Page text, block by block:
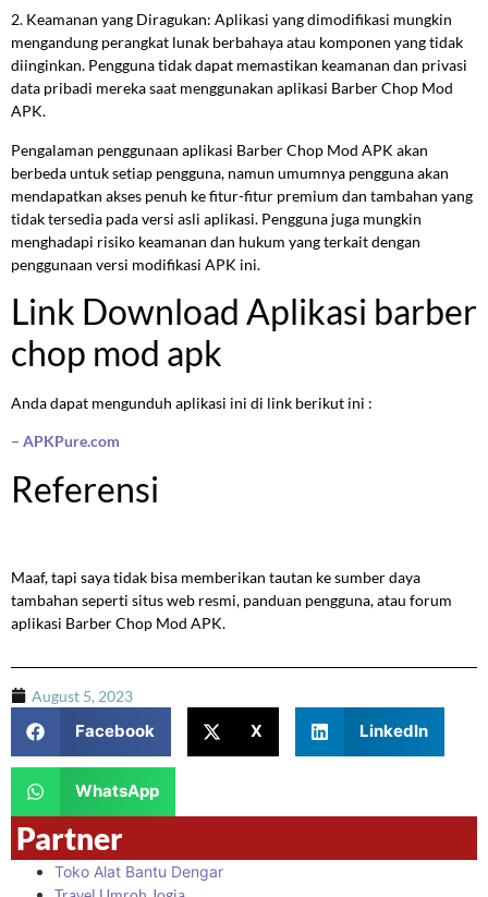
2. Keamanan yang Diragukan: Aplikasi yang dimodifikasi mungkin
mengandung perangkat lunak berbahaya atau komponen yang tidak
diinginkan. Pengguna tidak dapat memastikan keamanan dan privasi
data pribadi mereka saat menggunakan aplikasi Barber Chop Mod
APK.
Pengalaman penggunaan aplikasi Barber Chop Mod APK akan
berbeda untuk setiap pengguna, namun umumnya pengguna akan
mendapatkan akses penuh ke fitur-fitur premium dan tambahan yang
tidak tersedia pada versi asli aplikasi. Pengguna juga mungkin
menghadapi risiko keamanan dan hukum yang terkait dengan
penggunaan versi modifikasi APK ini.
Link Download Aplikasi barber
chop mod apk
Anda dapat mengunduh aplikasi ini di link berikut ini :
– APKPure.com
Referensi
Maaf, tapi saya tidak bisa memberikan tautan ke sumber daya
tambahan seperti situs web resmi, panduan pengguna, atau forum
aplikasi Barber Chop Mod APK.
August 5, 2023
Facebook X LinkedIn
WhatsApp
Partner
Toko Alat Bantu Dengar